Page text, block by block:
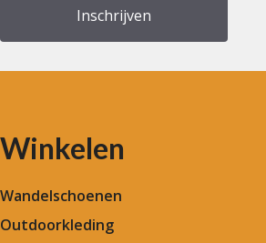
Winkelen
Wandelschoenen
Outdoorkleding